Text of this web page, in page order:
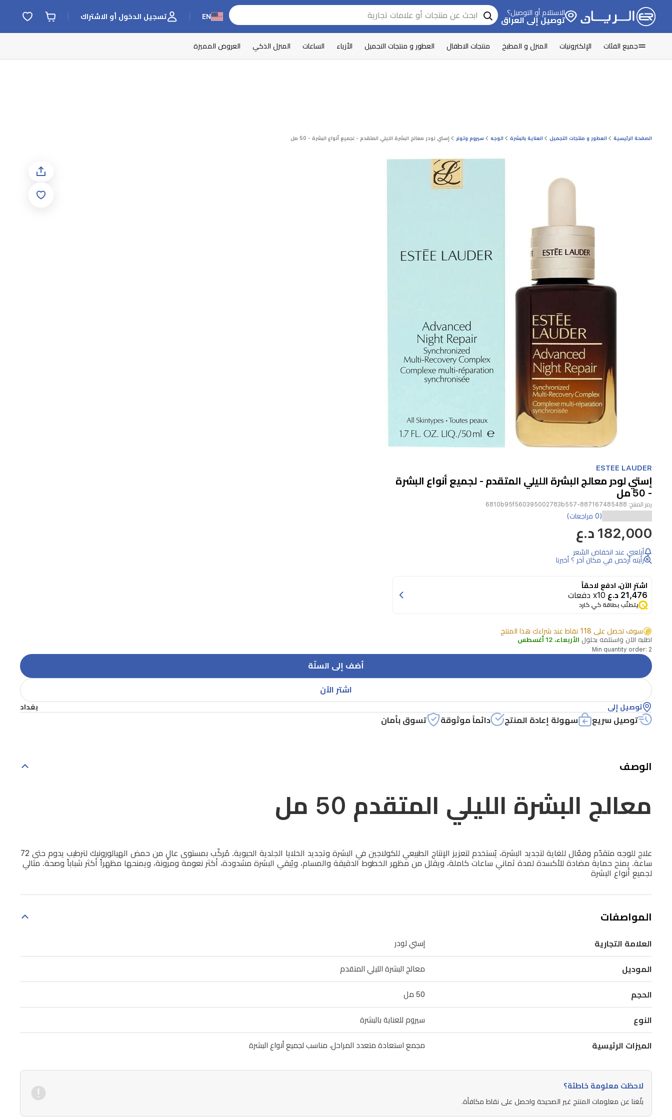
الاستلام أو التوصيل؟
توصيل إلى العراق EN تسجيل الدخول أو الاشتراك
جميع الفئات الإلكترونيات المنزل و المطبخ منتجات الاطفال العطور و منتجات التجميل الأزياء الساعات المنزل الذكي العروض المميزة
الصفحة الرئيسية العطور و منتجات التجميل العناية بالبشرة الوجه سيروم وتونر إستي لودر معالج البشرة الليلي المتقدم - لجميع أنواع البشرة - 50 مل
1
of
1
ESTEE LAUDER
إستي لودر معالج البشرة الليلي المتقدم - لجميع أنواع البشرة
- 50 مل
رمز المنتج: 887167485488-6810b95f560395002783b557
معالج
البشرة
الليلي
المتقدم
50
مل
للوجه
متقدّم
وفعّال
للغاية
البشرة،
يُستخدم
لتعزيز
الإنتاج
الطبيعي
للكولاجين
وتجديد
الجلدية
الحيوية.
مُركّب
(0 مراجعات)
182,000 د.ع
أبلغني عند انخفاض السّعر
رأيته أرخص في مكان آخر ؟ أخبرنا
اشترِ الآن، ادفع لاحقاً
21,476 د.ع x10 دفعات
يتطلّب بطاقة كي كارد
سوف تحصل على 118 نقاط عند شراءك هذا المنتج
اطلبه الآن واستلمه بحلول الأربعاء، 12 أغسطس
Min quantity order: 2
أضف إلى السلّة
اشتر الآن
توصيل إلى بغداد
توصيل سريع سهولة إعادة المنتج دائماً موثوقة تسوق بأمان
الوصف
معالج البشرة الليلي المتقدم 50 مل
علاج للوجه متقدّم وفعّال للغاية لتجديد البشرة، يُستخدم لتعزيز الإنتاج الطبيعي للكولاجين في البشرة وتجديد الخلايا الجلدية الحيوية. مُركّب بمستوى عالٍ من حمض الهيالورونيك لترطيب يدوم حتى 72
ساعة. يمنح حماية مضادة للأكسدة لمدة ثماني ساعات كاملة، ويقلل من مظهر الخطوط الدقيقة والمسام، ويُبقي البشرة مشدودة، أكثر نعومة ومرونة، ويمنحها مظهراً أكثر شباباً وصحة. مثالي
لجميع أنواع البشرة
المواصفات
العلامة التجارية إستي لودر
الموديل معالج البشرة الليلي المتقدم
الحجم 50 مل
النوع سيروم للعناية بالبشرة
الميزات الرئيسية مجمع استعادة متعدد المراحل، مناسب لجميع أنواع البشرة
لاحظت معلومة خاطئة؟
بلّغنا عن معلومات المنتج غير الصحيحة واحصل على نقاط مكافأة.